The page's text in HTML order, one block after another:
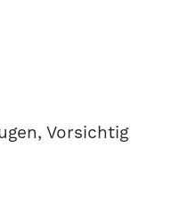
Vorsichtig